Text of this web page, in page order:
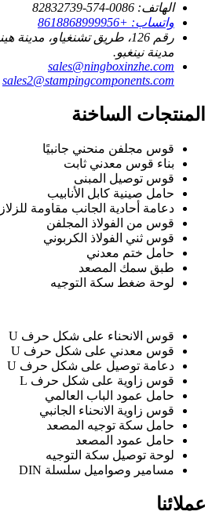
الهاتف: 0086-574-82832739
واتساب: +8618868999956
رقم 126، طريق تشنغياو،
مدينة نينغبو.
sales@ningboxinzhe.com
sales2@stampingcomponents.com
المنتجات الساخنة
قوس مجلفن منحني جانبيًا
بناء قوس معدني ثابت
قوس توصيل المبنى
حامل صينية كابل الأنابيب
دعامة أحادية الجانب مقاومة
قوس من الفولاذ المجلفن
قوس ثني الفولاذ الكربوني
حامل ختم معدني
طبق سمك المصعد
لوحة ضغط سكة التوجيه
قوس الانحناء على شكل حرف U
قوس معدني على شكل حرف U
دعامة توصيل على شكل حرف U
قوس زاوية على شكل حرف L
حامل عمود الباب العالمي
قوس زاوية الانحناء الجانبي
حامل سكة توجيه المصعد
حامل عمود المصعد
لوحة توصيل سكة التوجيه
مسامير وصواميل سلسلة DIN
عملائنا